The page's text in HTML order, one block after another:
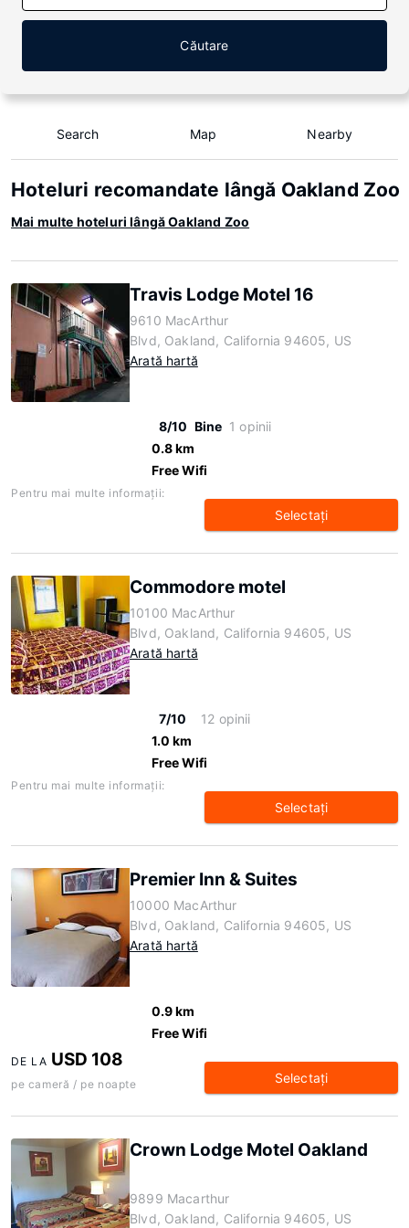
Căutare
Search Map Nearby
Hoteluri recomandate lângă Oakland Zoo
Mai multe hoteluri lângă Oakland Zoo
Travis Lodge Motel 16
9610 MacArthur
Blvd, Oakland, California 94605, US
Arată hartă
8/10 Bine 1 opinii
0.8 km
Free Wifi
Pentru mai multe informaţii:
Selectaţi
Commodore motel
10100 MacArthur
Blvd, Oakland, California 94605, US
Arată hartă
7/10
12 opinii
1.0 km
Free Wifi
Pentru mai multe informaţii:
Selectaţi
Premier Inn & Suites
10000 MacArthur
Blvd, Oakland, California 94605, US
Arată hartă
0.9 km
Free Wifi
DE LA USD 108
pe cameră / pe noapte Selectaţi
Crown Lodge Motel Oakland
9899 Macarthur
Blvd, Oakland, California 94605, US